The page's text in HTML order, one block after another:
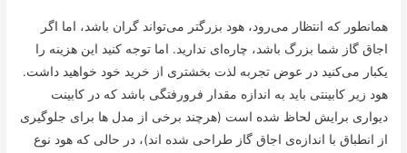
همانطور که انتظار می‌رود، هود بزرگتر می‌تواند گران باشد، اما اگر
اجاق گاز شما بزرگ باشد، چاره‌ای ندارید. اما توجه کنید این هزینه را
یکبار می‌کنید در عوض تجربه لذت بخشتری از خرید خود خواهید داشت.
هود زیر کابینتی باید به اندازه مقدار فرورفتگی باشد که در کابینت
دیواری برایش لحاظ شده است (هرچند برخی از مدل ها برای جلوگیری
از انطباق با اندازه‌ی اجاق گاز طراحی شده اند)، در حالی که هود نوع